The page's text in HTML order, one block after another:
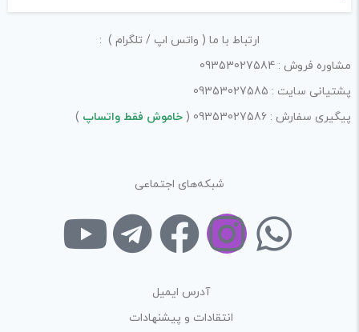
ایمیل*
ذخیره نام، ایمیل و وبسایت من در مرورگر برای زمانی که دوباره
دیدگاهی می‌نویسم.
بیانی رسمی و عاری از لحن تند، تمسخرو توهین باشد.
از ارسال لینک‌های سایت‌های دیگر و ارایه‌ی اطلاعات شخصی
ارتباط با ما ( واتس اپ / تلگرام ) :
مشاوره فروش : 09353027584
پشتیانی سایت : 09353027585
پیگیری سفارش : 09353027586 (
خاموش فقط واتساپ )
شبکه‌های اجتماعی
آدرس ایمیل
انتقادات و پیشنهادات